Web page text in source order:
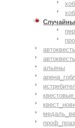
альены